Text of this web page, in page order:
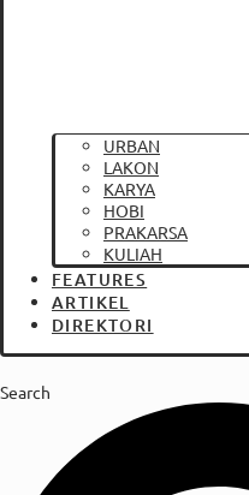
URBAN
LAKON
KARYA
HOBI
PRAKARSA
KULIAH
FEATURES
ARTIKEL
DIREKTORI
Search